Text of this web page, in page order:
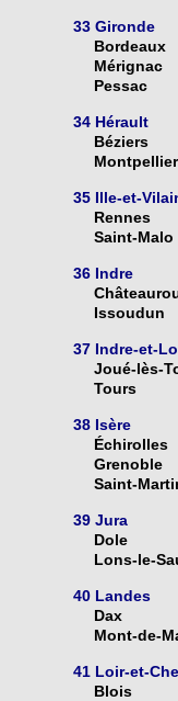
33 Gironde
Bordeaux
Mérignac
Pessac
34 Hérault
Béziers
Montpellier
35 Ille-et-
Rennes
Saint-Malo
36 Indre
Issoudun
37 Indre-et-
Joué-lès-
Tours
38 Isère
Échirolles
Grenoble
Saint-
39 Jura
Dole
Lons-le-
40 Landes
Dax
Mont-de-
41 Loir-et-
Blois